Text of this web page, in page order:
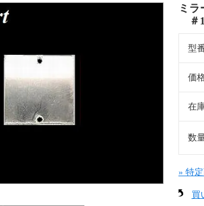
ミ
＃
型
価
在
数
» 特
買